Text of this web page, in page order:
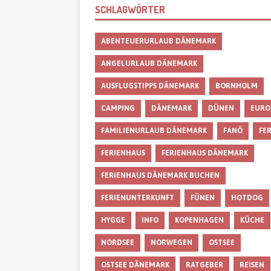
SCHLAGWÖRTER
ABENTEUERURLAUB DÄNEMARK
ANGELURLAUB DÄNEMARK
AUSFLUGSTIPPS DÄNEMARK BORNHOLM
CAMPING DÄNEMARK DÜNEN EURO
FAMILIENURLAUB DÄNEMARK FANÖ
FERIENHAUS FERIENHAUS DÄNEMARK
FERIENHAUS DÄNEMARK BUCHEN
FERIENUNTERKUNFT FÜNEN HOTDOG
HYGGE INFO KOPENHAGEN KÜCHE
NORDSEE NORWEGEN OSTSEE
OSTSEE DÄNEMARK RATGEBER REISEN